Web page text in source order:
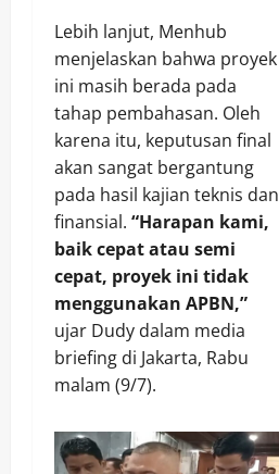
Lebih lanjut, Menhub
menjelaskan bahwa proyek
ini masih berada pada
tahap pembahasan. Oleh
karena itu, keputusan final
akan sangat bergantung
pada hasil kajian teknis dan
finansial. “Harapan kami,
baik cepat atau semi
cepat, proyek ini tidak
menggunakan APBN,”
ujar Dudy dalam media
briefing di Jakarta, Rabu
malam (9/7).